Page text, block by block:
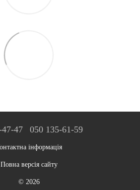
47 050 135-61-59
інформація
Повна версія сайту
© 2026